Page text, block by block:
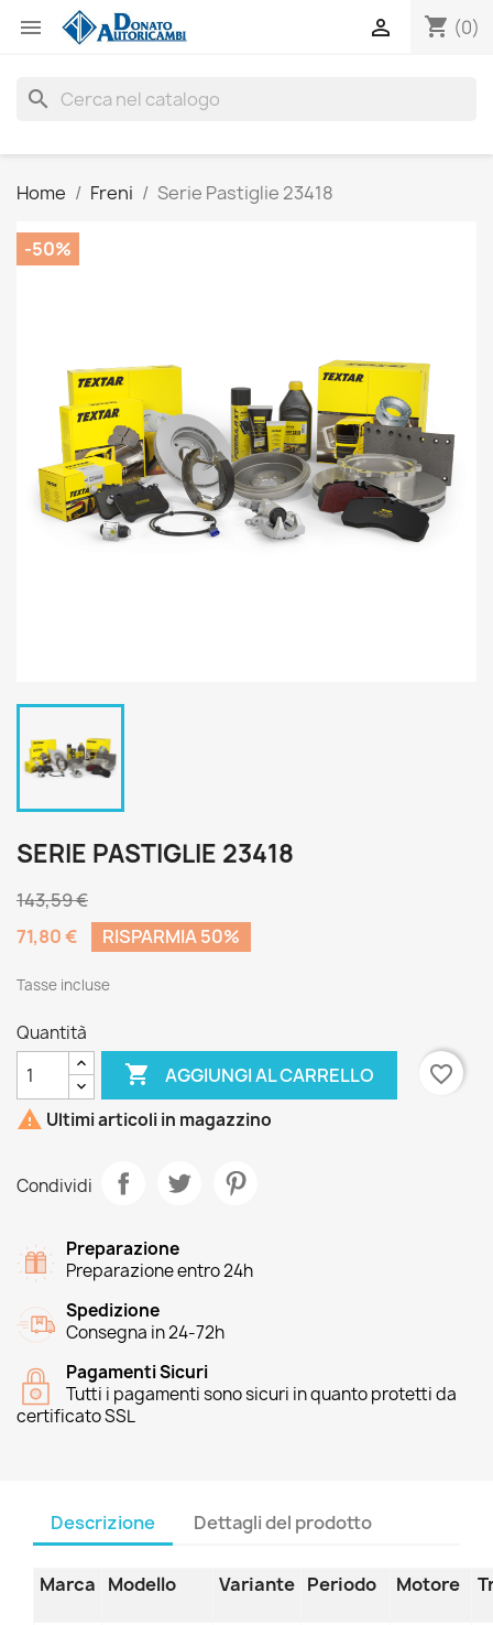
 shopping_cart (0)

search
Home Freni Serie Pastiglie 23418
-50%
SERIE PASTIGLIE 23418
143,59 €
71,80 €
RISPARMIA 50%
Tasse incluse
Quantità
 AGGIUNGI AL CARRELLO
favorite_border
 Ultimi articoli in magazzino
Condividi
Preparazione
Preparazione entro 24h
Spedizione
Consegna in 24-72h
Pagamenti Sicuri
Tutti i pagamenti sono sicuri in quanto protetti da
certificato SSL
Descrizione Dettagli del prodotto
Marca Modello Variante Periodo Motore